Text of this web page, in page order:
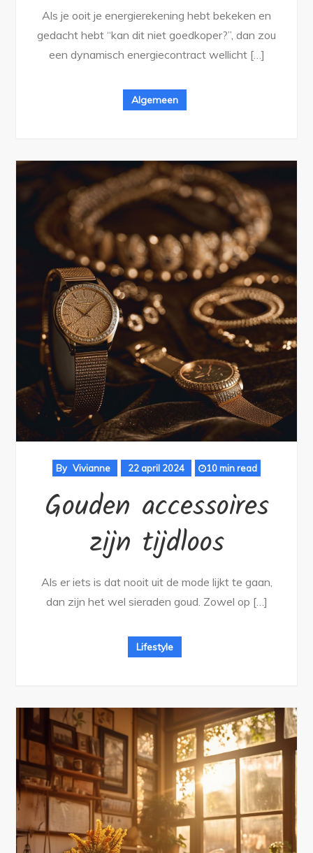
Als je ooit je energierekening hebt bekeken en
gedacht hebt “kan dit niet goedkoper?”, dan zou
een dynamisch energiecontract wellicht […]
Algemeen
By Vivianne 22 april 2024 10 min read
Gouden accessoires
zijn tijdloos
Als er iets is dat nooit uit de mode lijkt te gaan,
dan zijn het wel sieraden goud. Zowel op […]
Lifestyle